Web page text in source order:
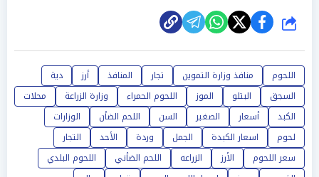
شارك
اللحوم منافذ وزارة التموين تجار المنافذ أرز
دية
السجق
البتلو الموز اللحوم الحمراء وزارة الزراعة
محلات
الكبد
أسعار الصغير السن اللحم الضأن
الوزارات
لحوم
اسعار الكبدة الجمل وردة الأحد
التجار
سعر اللحوم
الأرز الزراعه اللحم الضأني
اللحوم البلدي